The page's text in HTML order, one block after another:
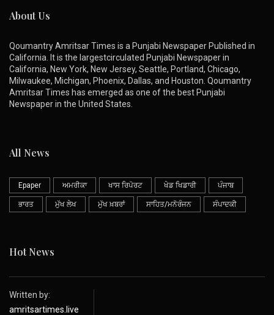
About Us
Qoumantry Amritsar Times is a Punjabi Newspaper Published in
California. It is the largestcirculated Punjabi Newspaper in
California, New York, New Jersey, Seattle, Portland, Chicago,
Milwaukee, Michigan, Phoenix, Dallas, and Houston. Qoumantry
Amritsar Times has emerged as one of the best Punjabi
Newspaper in the United States.
All News
Epaper ਅਮਰੀਕਾ ਖਾਸ ਰਿਪੋਰਟ ਖੇਡ ਖਿਡਾਰੀ ਪੰਜਾਬ
ਭਾਰਤ ਮੁੱਖ ਲੇਖ ਮੁੱਖ ਖ਼ਬਰਾਂ ਸਾਹਿਤ/ਮਨੋਰੰਜਨ ਸੰਪਾਦਕੀ
Hot News
Written by:
amritsartimes.live